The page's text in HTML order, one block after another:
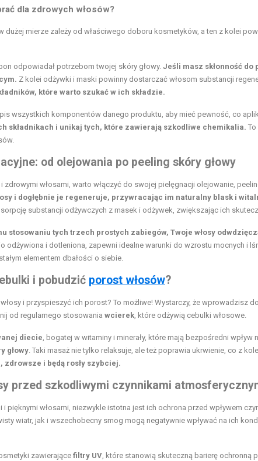
dla zdrowych włosów?
dużej mierze zależy od właściwego doboru kosmetyków, a ten z kolei
odpowiadał potrzebom twojej skóry głowy. Jeśli masz skłonność do
Z kolei odżywki i maski powinny dostarczać włosom substancji
które warto szukać w ich składzie.
wszystkich komponentów danego produktu, aby mieć pewność, co
składnikach i unikaj tych, które zawierają szkodliwe chemikalia.
od olejowania po peeling skóry głowy
zdrowymi włosami, warto włączyć do swojej pielęgnacji olejowanie,
i dogłębnie je regeneruje, przywracając im naturalny blask i
substancji odżywczych z masek i odżywek, zwiększając ich
stosowaniu tych trzech prostych zabiegów, Twoje włosy
odżywiona i dotleniona, zapewni idealne warunki do wzrostu mocnych i
elementem dbałości o siebie.
i pobudzić porost włosów?
i przyspieszyć ich porost? To możliwe! Wystarczy, że wprowadzisz
od regularnego stosowania wcierek, które odżywią cebulki włosowe.
diecie, bogatej w witaminy i minerały, które mają bezpośredni wpływ
głowy. Taki masaż nie tylko relaksuje, ale też poprawia ukrwienie, co z
zdrowsze i będą rosły szybciej.
przed szkodliwymi czynnikami
pięknymi włosami, niezwykle istotna jest ich ochrona przed wpływem
wiatr, jak i wszechobecny smog mogą negatywnie wpływać na ich
zawierające filtry UV, które stanowią skuteczną barierę ochronną